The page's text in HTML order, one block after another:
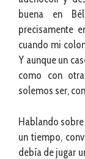
buena en
precisamente
cuando mi
Y aunque un
como con
solemos ser,
Hablando
un tiempo,
debía de jugar